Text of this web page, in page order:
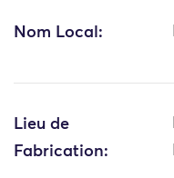
Nom Local:
Lieu de
Fabrication: